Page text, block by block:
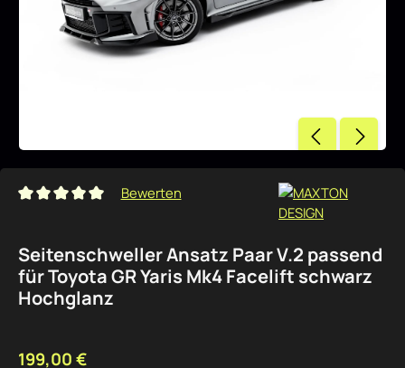
Durchschnittliche Bewertung von 0 von 5 Sternen
Bewerten
Seitenschweller Ansatz Paar V.2 passend
für Toyota GR Yaris Mk4 Facelift schwarz
Hochglanz
Regulärer Preis:
199,00 €